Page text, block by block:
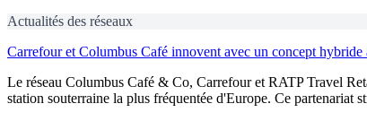
Actualités des réseaux
Carrefour et Columbus Café innovent avec un concept hybride
Le réseau Columbus Café & Co, Carrefour et RATP Travel
station souterraine la plus fréquentée d'Europe. Ce partenariat